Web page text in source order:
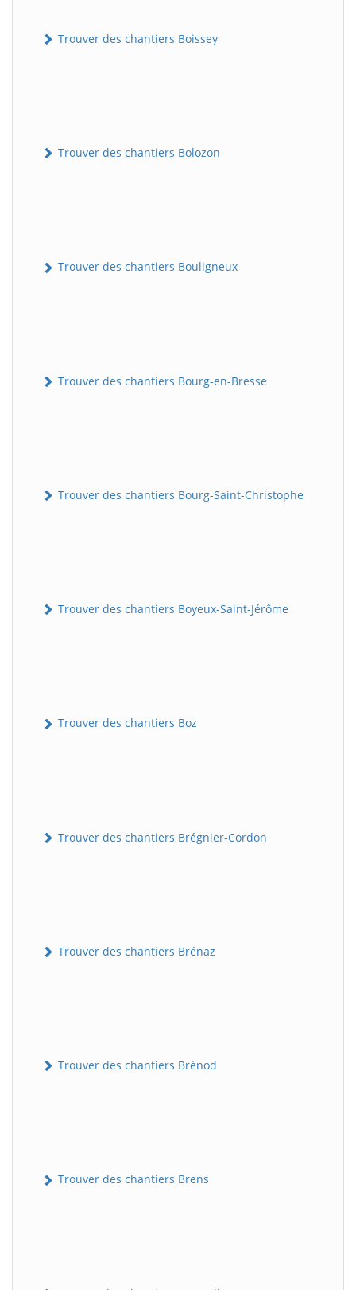
Trouver des chantiers Boissey
Trouver des chantiers Bolozon
Trouver des chantiers Bouligneux
Trouver des chantiers Bourg-en-Bresse
Trouver des chantiers Bourg-Saint-Christophe
Trouver des chantiers Boyeux-Saint-Jérôme
Trouver des chantiers Boz
Trouver des chantiers Brégnier-Cordon
Trouver des chantiers Brénaz
Trouver des chantiers Brénod
Trouver des chantiers Brens